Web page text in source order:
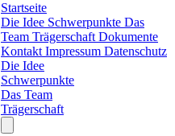
Startseite
Die Idee Schwerpunkte Das
Team Trägerschaft Dokumente
Kontakt Impressum Datenschutz
Die Idee
Schwerpunkte
Das Team
Trägerschaft